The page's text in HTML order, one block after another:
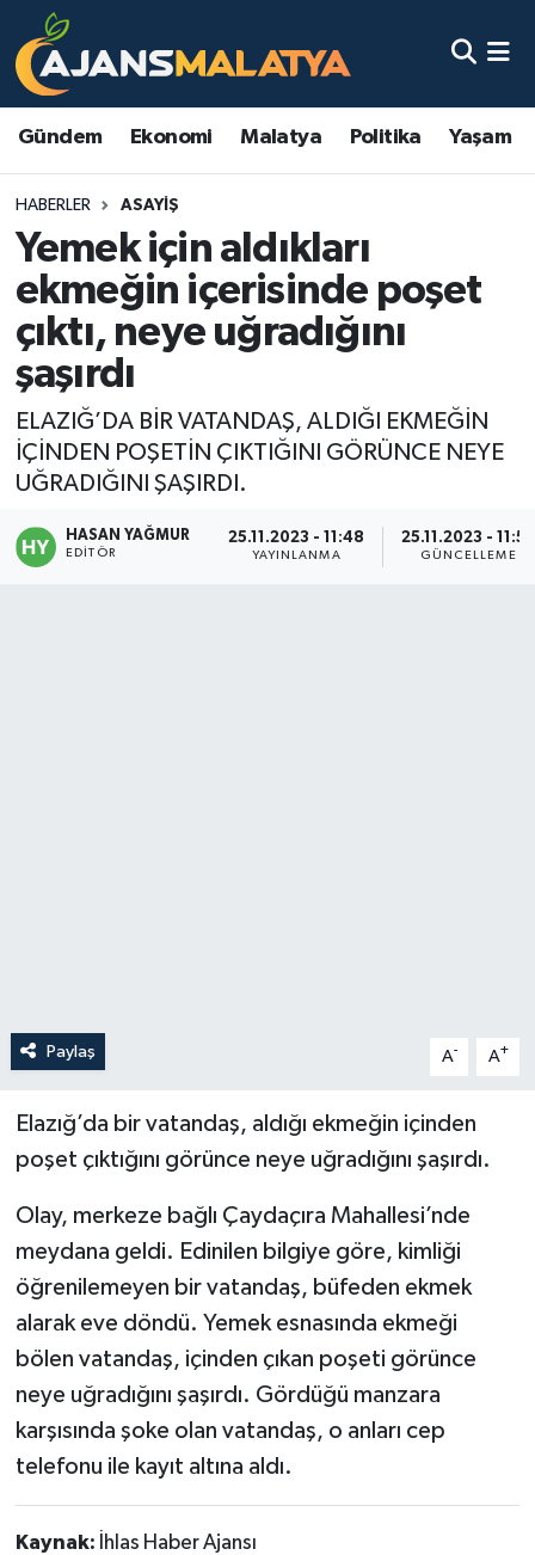
Gündem Ekonomi Malatya Politika Yaşam
HABERLER ASAYIŞ
Yemek için aldıkları
ekmeğin içerisinde poşet
çıktı, neye uğradığını
şaşırdı
ELAZIĞ’DA BİR VATANDAŞ, ALDIĞI EKMEĞİN
İÇİNDEN POŞETİN ÇIKTIĞINI GÖRÜNCE NEYE
UĞRADIĞINI ŞAŞIRDI.
HASAN YAĞMUR
EDITÖR
25.11.2023 - 11:48
YAYINLANMA
25.11.2023 - 11:55
GÜNCELLEME
Paylaş A- A+
Elazığ’da bir vatandaş, aldığı ekmeğin içinden
poşet çıktığını görünce neye uğradığını şaşırdı.
Olay, merkeze bağlı Çaydaçıra Mahallesi’nde
meydana geldi. Edinilen bilgiye göre, kimliği
öğrenilemeyen bir vatandaş, büfeden ekmek
alarak eve döndü. Yemek esnasında ekmeği
bölen vatandaş, içinden çıkan poşeti görünce
neye uğradığını şaşırdı. Gördüğü manzara
karşısında şoke olan vatandaş, o anları cep
telefonu ile kayıt altına aldı.
Kaynak: İhlas Haber Ajansı
Asayiş
Eğitim
Ekonomi
Gündem
Kadın
Kültür & Sanat
Malatya Nöbetçi Eczaneler
Malatya Namaz Vakitleri
Malatya Trafik Yoğunluk Haritası
TFF 3.Lig 2.Grup Puan Durumu ve Fikstür
Tüm Manşetler
Son Dakika Haberleri